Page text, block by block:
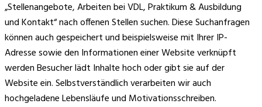
„Stellenangebote, Arbeiten bei VDL, Praktikum & Ausbildung
und Kontakt“ nach offenen Stellen suchen. Diese Suchanfragen
können auch gespeichert und beispielsweise mit Ihrer IP-
Adresse sowie den Informationen einer Website verknüpft
werden Besucher lädt Inhalte hoch oder gibt sie auf der
Website ein. Selbstverständlich verarbeiten wir auch
hochgeladene Lebensläufe und Motivationsschreiben.